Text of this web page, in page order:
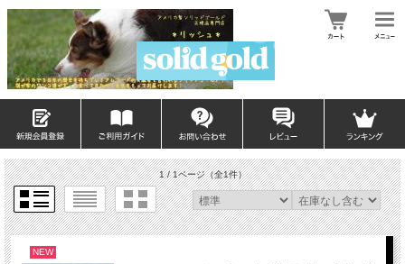
1 / 1ページ（全1件）
NEW